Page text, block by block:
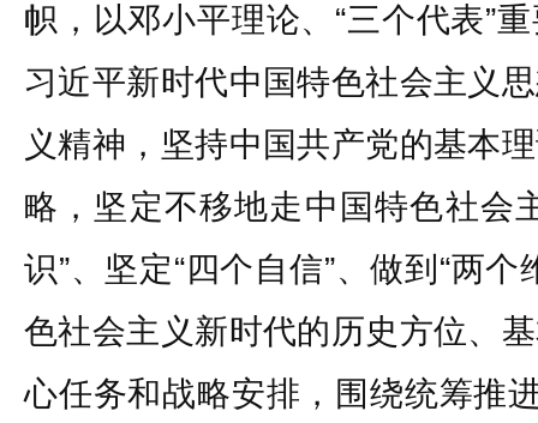
帜，以邓小平理论、“三个代表”
习近平新时代中国特色社会主义
义精神，坚持中国共产党的基本
略，坚定不移地走中国特色社会
识”、坚定“四个自信”、做到“两
色社会主义新时代的历史方位、
心任务和战略安排，围绕统筹推